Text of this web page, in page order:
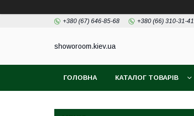
+380 (67) 646-85-68 +380 (66) 310-31-41
showoroom.kiev.ua
ГОЛОВНА КАТАЛОГ ТОВАРІВ